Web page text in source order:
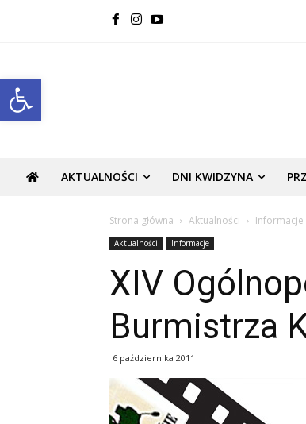
Open toolbar
AKTUALNOŚCI DNI KWIDZYNA
Strona główna Aktualności Informacje
Aktualności Informacje
XIV
Burmistrza
6 października 2011